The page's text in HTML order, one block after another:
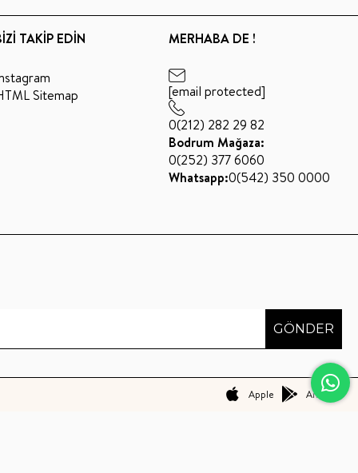
TAKİP EDİN
Sitemap
MERHABA DE !
[email protected]
0(212) 282 29 82
Bodrum Mağaza:
0(252) 377 6060
Whatsapp:0(542) 350 0000
GÖNDER
Apple Android